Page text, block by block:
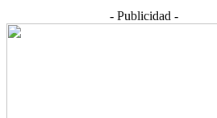
- Publicidad -